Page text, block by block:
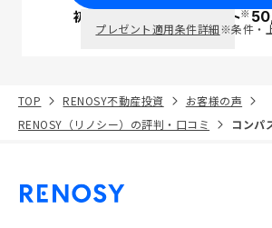
初回面談で ポイント※
プレゼント適用条件詳細※条件・
TOP RENOSY不動産投資
お客様の声
RENOSY（リノシー）の評判・口コミ
コンパ